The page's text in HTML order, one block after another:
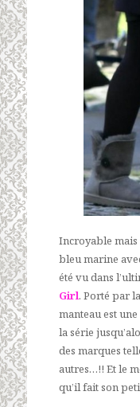
Incroyable
bleu marine
été vu dans
Girl. Porté par
manteau est
la série
des marques
autres…!! Et le
qu’il fait son